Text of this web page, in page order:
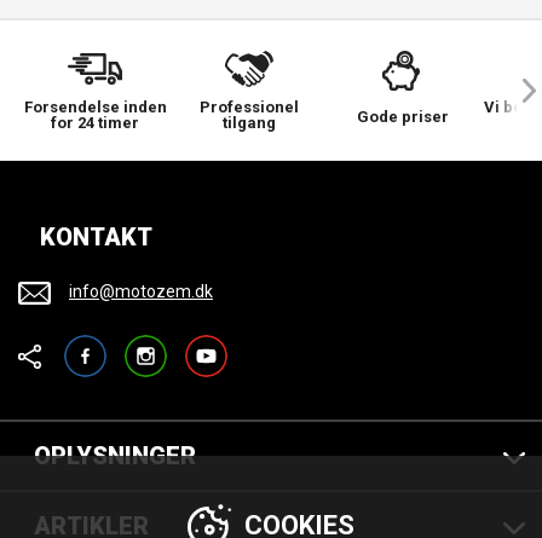
Forsendelse inden
for 24 timer
Professionel
tilgang
Gode priser
Vi
KONTAKT
info@motozem.dk
FacebookInstagramYouTube
OPLYSNINGER
ARTIKLER COOKIES